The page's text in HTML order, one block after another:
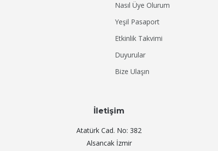
Nasıl Üye Olurum
Yeşil Pasaport
Etkinlik Takvimi
Duyurular
Bize Ulaşın
İletişim
Atatürk Cad. No: 382
Alsancak İzmir